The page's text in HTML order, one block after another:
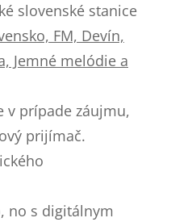
slovenské stanice
FM, Devín,
Jemné melódie a
v prípade záujmu,
prijímač.
no s digitálnym